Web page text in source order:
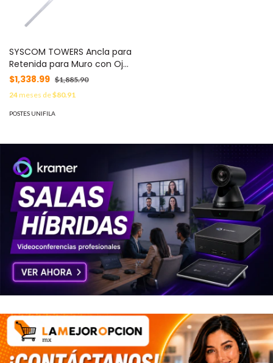
SYSCOM TOWERS Ancla para
Retenida para Muro con Ojo
de Llave Galvanizado por
Inmersión en Caliente
(Requiere Placa Igualadora).
MOD: SAP-01-JG
$1,338.99 $1,885.90
24meses de$80.91
POSTES UNIFILA